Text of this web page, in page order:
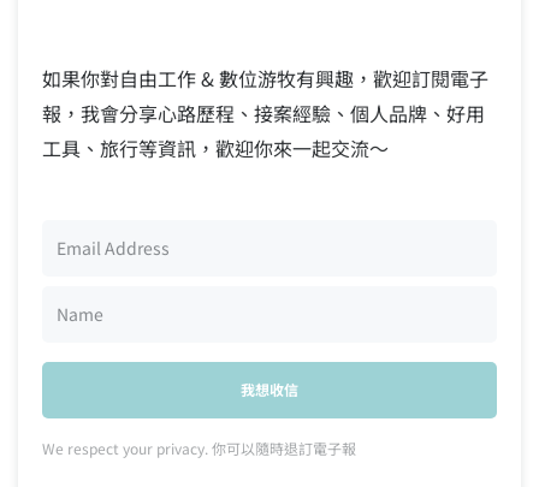
如果你對自由工作 & 數位游牧有興趣，歡迎訂閱電子
報，我會分享心路歷程、接案經驗、個人品牌、好用
工具、旅行等資訊，歡迎你來一起交流～
我想收信
We respect your privacy. 你可以隨時退訂電子報